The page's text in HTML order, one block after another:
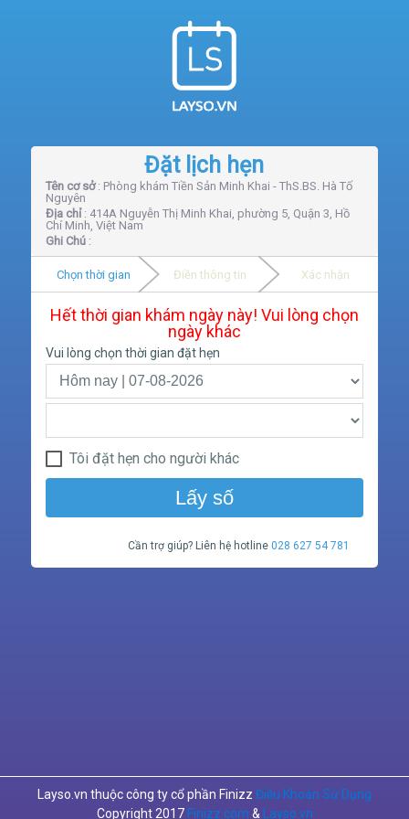
Đặt lịch hẹn
Tên cơ sở: Phòng khám Tiền Sản Minh Khai - ThS.BS. Hà Tố
Nguyên
Địa chỉ: 414A Nguyễn Thị Minh Khai, phường 5, Quận 3, Hồ
Chí Minh, Việt Nam
Ghi Chú:
Chọn thời gian Điền thông tin Xác nhận
Hết thời gian khám ngày này! Vui lòng chọn
ngày khác
Vui lòng chọn thời gian đặt hẹn
Tôi đặt hẹn cho người khác
Lấy số
Cần trợ giúp? Liên hệ hotline028 627 54 781
Layso.vn thuộc công ty cổ phần Finizz Điều Khoản Sử Dụng
Copyright 2017 Finizz.com & Layso.vn